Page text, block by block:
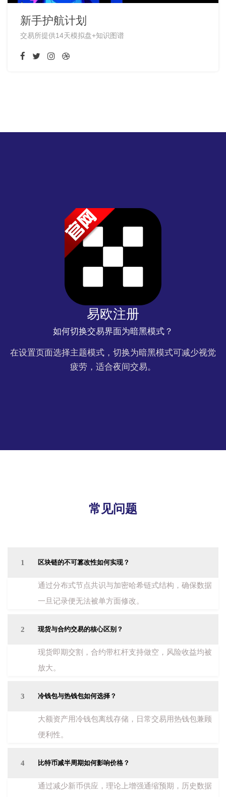
新手护航计划
交易所提供14天模拟盘+知识图谱
易欧注册
如何切换交易界面为暗黑模式？
在设置页面选择主题模式，切换为暗黑模式可减少视觉
疲劳，适合夜间交易。
常见问题
1 区块链的不可篡改性如何实现？
通过分布式节点共识与加密哈希链式结构，确保数据
一旦记录便无法被单方面修改。
2 现货与合约交易的核心区别？
现货即期交割，合约带杠杆支持做空，风险收益均被
放大。
3 冷钱包与热钱包如何选择？
大额资产用冷钱包离线存储，日常交易用热钱包兼顾
便利性。
4 比特币减半周期如何影响价格？
通过减少新币供应，理论上增强通缩预期，历史数据